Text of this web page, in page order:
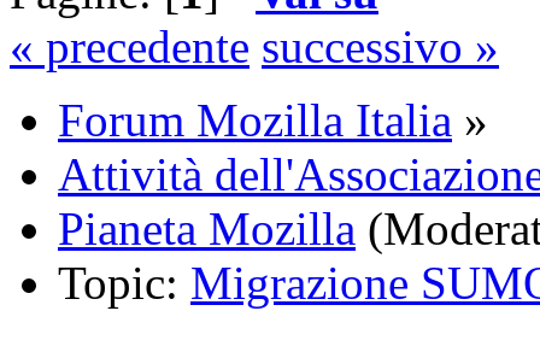
« precedente successivo »
Forum Mozilla Italia »
Attività
Pianeta Mozilla
Topic: Migrazione